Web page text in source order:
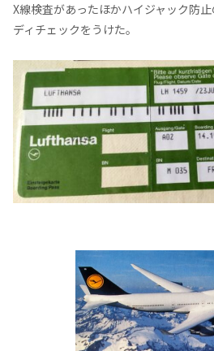
X線検査があったほかハイジャック防
ディチェックをうけた。